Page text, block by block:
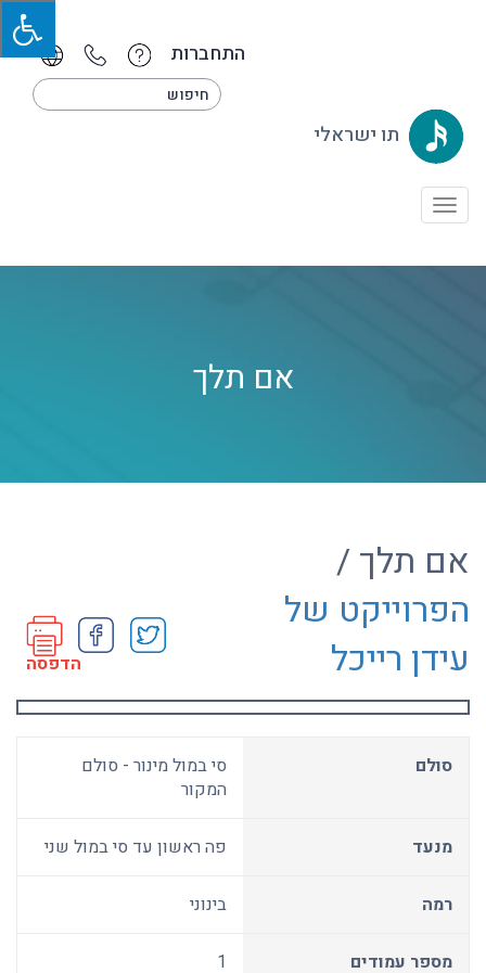
התחברות
תו ישראלי
Toggle
אם תלך
אם תלך /
הפרוייקט של
עידן רייכל
הדפסה
סולם
סי במול מינור - סולם
המקור
מנעד פה ראשון עד סי במול שני
רמה בינוני
מספר עמודים 1